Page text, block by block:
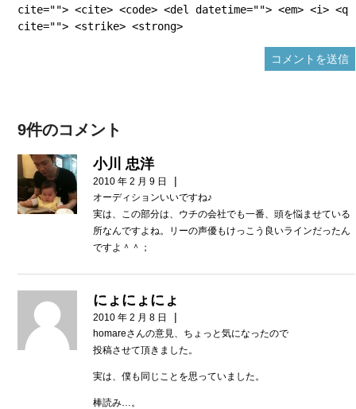
cite=""> <cite> <code> <del datetime=""> <em> <i> <q
cite=""> <strike> <strong>
9件のコメント
小川 忠洋
2010 年 2 月 9 日 |
オーディションいいですね♪
実は、この部分は、ウチの会社でも一番、頭を悩ませている
所なんですよね。リーの声優もけっこう良いラインだったん
ですよ＾＾；
にょにょにょ
2010 年 2 月 8 日 |
homareさんの意見、ちょっと気になったので
投稿させて頂きました。
実は、僕も同じことを思っていました。
棒読み…。